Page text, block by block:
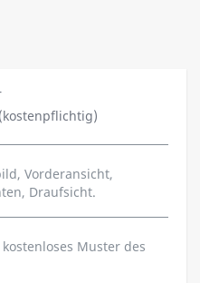
Vorderansicht,
Draufsicht.
Muster des